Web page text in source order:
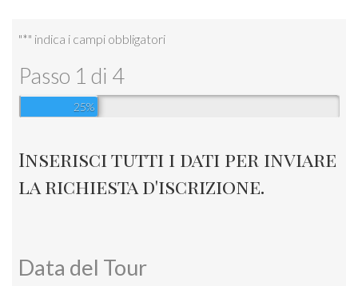
"*" indica i campi obbligatori
Passo 1 di 4
25%
Inserisci tutti i dati per inviare
la richiesta d'iscrizione.
Data del Tour